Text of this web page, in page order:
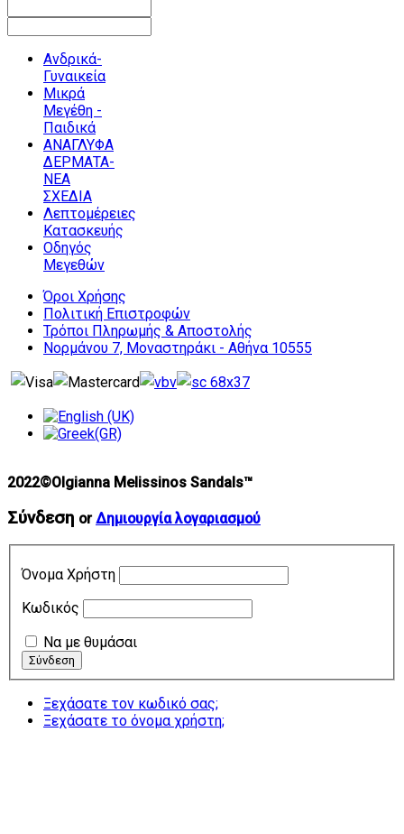
Ανδρικά-
Γυναικεία
Μικρά
Μεγέθη -
Παιδικά
ΑΝΑΓΛΥΦΑ
ΔΕΡΜΑΤΑ-
ΝΕΑ
ΣΧΕΔΙΑ
Λεπτομέρειες
Κατασκευής
Οδηγός
Μεγεθών
Όροι Χρήσης
Πολιτική Επιστροφών
Τρόποι Πληρωμής & Αποστολής
Νορμάνου 7, Μοναστηράκι - Αθήνα 10555
2022©Olgianna Melissinos Sandals™
Σύνδεση orΔημιουργία λογαριασμού
Όνομα Χρήστη
Κωδικός
Να με θυμάσαι
Ξεχάσατε τον κωδικό σας;
Ξεχάσατε το όνομα χρήστη;